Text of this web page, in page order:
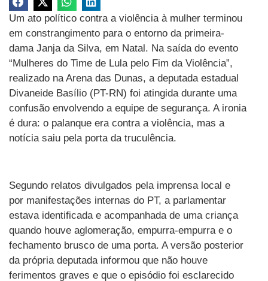
Um ato político contra a violência à mulher terminou
em constrangimento para o entorno da primeira-
dama Janja da Silva, em Natal. Na saída do evento
“Mulheres do Time de Lula pelo Fim da Violência”,
realizado na Arena das Dunas, a deputada estadual
Divaneide Basílio (PT-RN) foi atingida durante uma
confusão envolvendo a equipe de segurança. A ironia
é dura: o palanque era contra a violência, mas a
notícia saiu pela porta da truculência.
Segundo relatos divulgados pela imprensa local e
por manifestações internas do PT, a parlamentar
estava identificada e acompanhada de uma criança
quando houve aglomeração, empurra-empurra e o
fechamento brusco de uma porta. A versão posterior
da própria deputada informou que não houve
ferimentos graves e que o episódio foi esclarecido